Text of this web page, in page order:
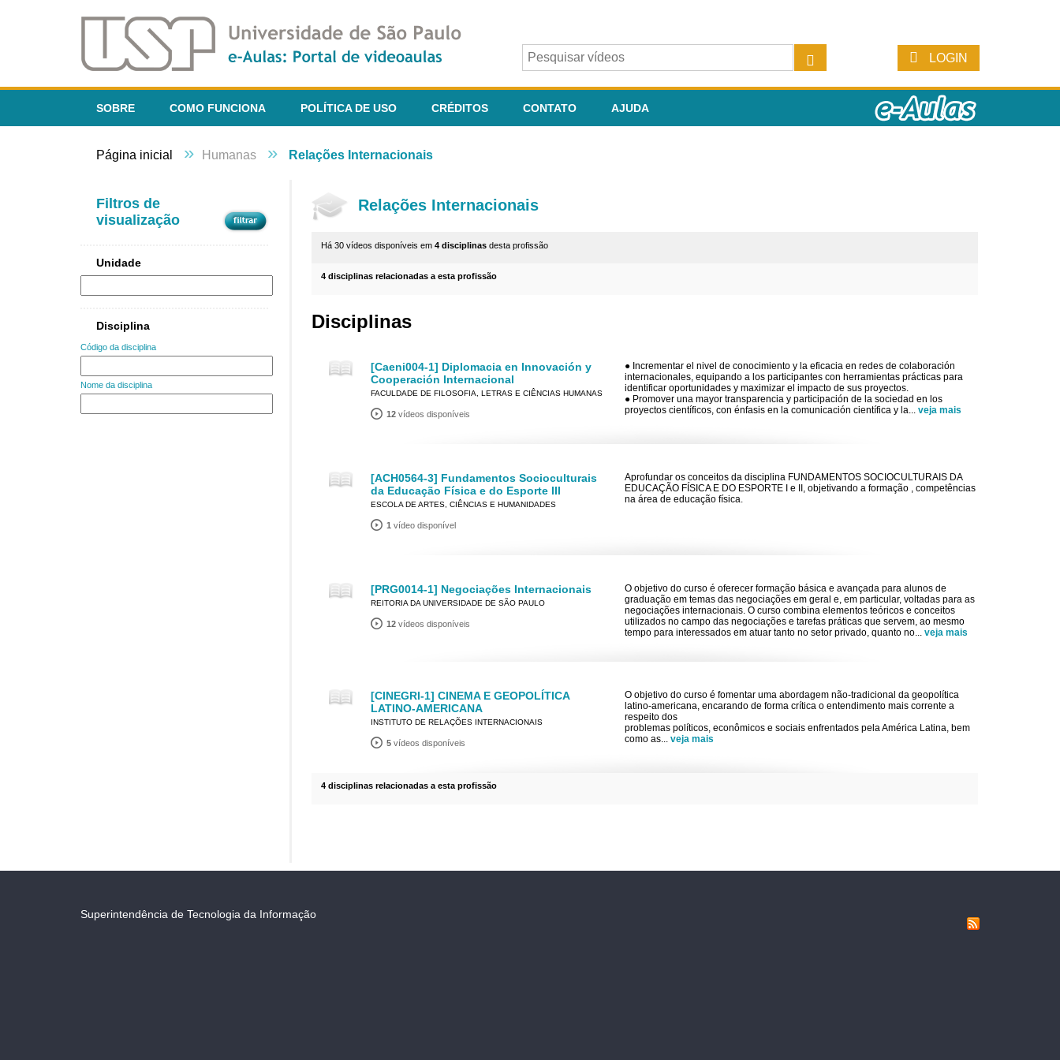
LOGIN
SOBRE COMO FUNCIONA POLÍTICA DE USO CRÉDITOS CONTATO AJUDA
Página inicial » Humanas » Relações Internacionais
Filtros de
visualização
Unidade
Disciplina
Código da disciplina
Nome da disciplina
Relações Internacionais
Há 30 vídeos disponíveis em 4 disciplinas desta profissão
4 disciplinas relacionadas a esta profissão
Disciplinas
[Caeni004-1] Diplomacia en Innovación y
Cooperación Internacional
FACULDADE DE FILOSOFIA, LETRAS E CIÊNCIAS HUMANAS
12 vídeos disponíveis
● Incrementar el nivel de conocimiento y la eficacia en redes de colaboración
internacionales, equipando a los participantes con herramientas prácticas para
identificar oportunidades y maximizar el impacto de sus proyectos.
● Promover una mayor transparencia y participación de la sociedad en los
proyectos científicos, con énfasis en la comunicación científica y la... veja mais
[ACH0564-3] Fundamentos Socioculturais
da Educação Física e do Esporte III
ESCOLA DE ARTES, CIÊNCIAS E HUMANIDADES
1 vídeo disponível
Aprofundar os conceitos da disciplina FUNDAMENTOS SOCIOCULTURAIS DA
EDUCAÇÃO FÍSICA E DO ESPORTE I e II, objetivando a formação , competências
na área de educação física.
[PRG0014-1] Negociações Internacionais
REITORIA DA UNIVERSIDADE DE SÃO PAULO
12 vídeos disponíveis
O objetivo do curso é oferecer formação básica e avançada para alunos de
graduação em temas das negociações em geral e, em particular, voltadas para as
negociações internacionais. O curso combina elementos teóricos e conceitos
utilizados no campo das negociações e tarefas práticas que servem, ao mesmo
tempo para interessados em atuar tanto no setor privado, quanto no... veja mais
[CINEGRI-1] CINEMA E GEOPOLÍTICA
LATINO-AMERICANA
INSTITUTO DE RELAÇÕES INTERNACIONAIS
5 vídeos disponíveis
O objetivo do curso é fomentar uma abordagem não-tradicional da geopolítica
latino-americana, encarando de forma crítica o entendimento mais corrente a
respeito dos
problemas políticos, econômicos e sociais enfrentados pela América Latina, bem
como as... veja mais
4 disciplinas relacionadas a esta profissão
Superintendência de Tecnologia da Informação